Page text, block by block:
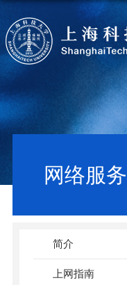
网络服务
简介
上网指南